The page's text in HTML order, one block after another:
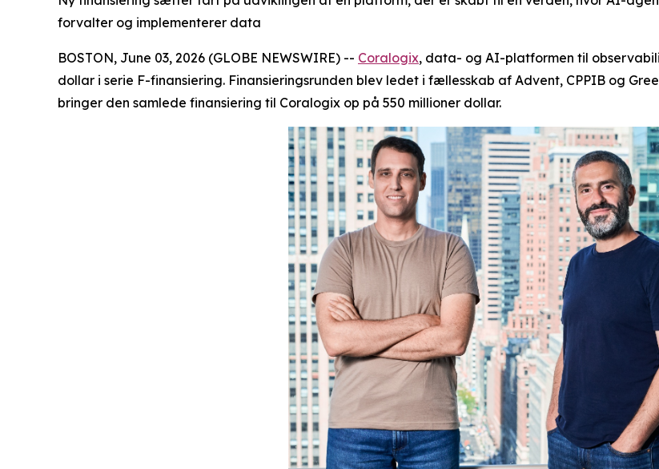
forvalter og implementerer data
BOSTON, June 03, 2026 (GLOBE NEWSWIRE) -- Coralogix, data- og AI-platformen til
dollar i serie F-finansiering. Finansieringsrunden blev ledet i fællesskab af Advent, CPPIB og
bringer den samlede finansiering til Coralogix op på 550 millioner dollar.